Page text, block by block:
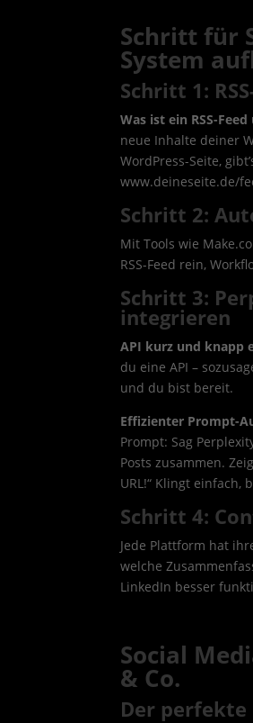
Schritt für
System
Schritt 1:
Was ist ein RSS-
neue Inhalte deiner
WordPress-Seite,
www.deineseite.de/
Schritt 2:
Mit Tools wie
RSS-Feed rein,
Schritt 3:
integrieren
API kurz und knapp
du eine API –
und du bist bereit.
Effizienter Prompt-
Prompt: Sag
Posts zusammen.
URL!“ Klingt
Schritt 4:
Jede Plattform hat
welche
LinkedIn besser
Social
& Co.
Der perfekte